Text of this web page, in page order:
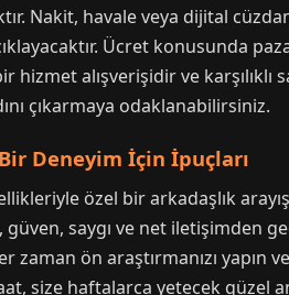
Nakit, havale veya dijital
Ücret konusunda
hizmet alışverişidir ve
çıkarmaya odaklanabilirsiniz.
Deneyim İçin İpuçları
özel bir arkadaşlık
güven, saygı ve net iletişimden
zaman ön araştırmanızı
size haftalarca yetecek güzel